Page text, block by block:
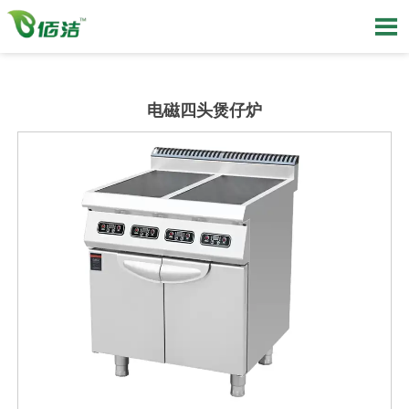

电磁四头煲仔炉